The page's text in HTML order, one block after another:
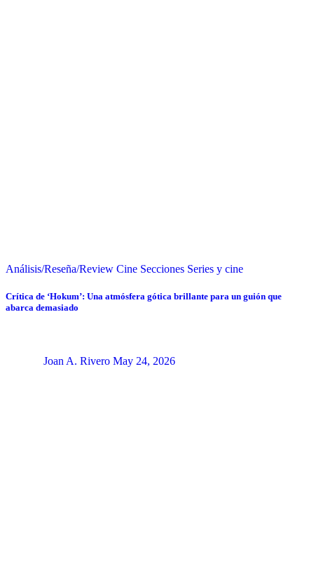
Análisis/Reseña/Review Cine Secciones Series y cine
Crítica de ‘Hokum’: Una atmósfera gótica brillante para un guión que
abarca demasiado
Joan A. Rivero May 24, 2026